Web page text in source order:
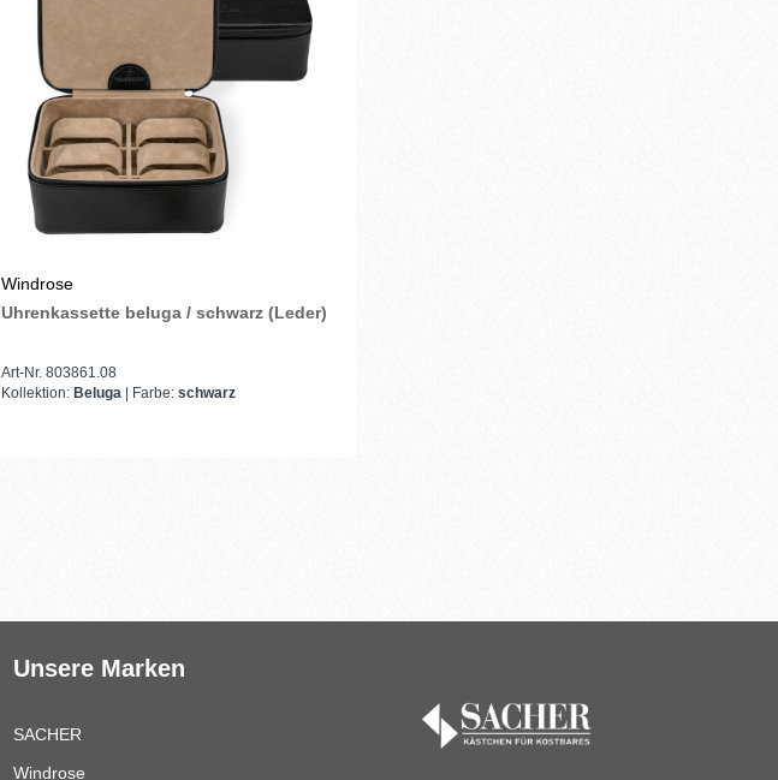
Windrose
Uhrenkassette beluga / schwarz (Leder)
Art-Nr. 803861.08
Kollektion: Beluga | Farbe: schwarz
Unsere Marken
SACHER
Windrose